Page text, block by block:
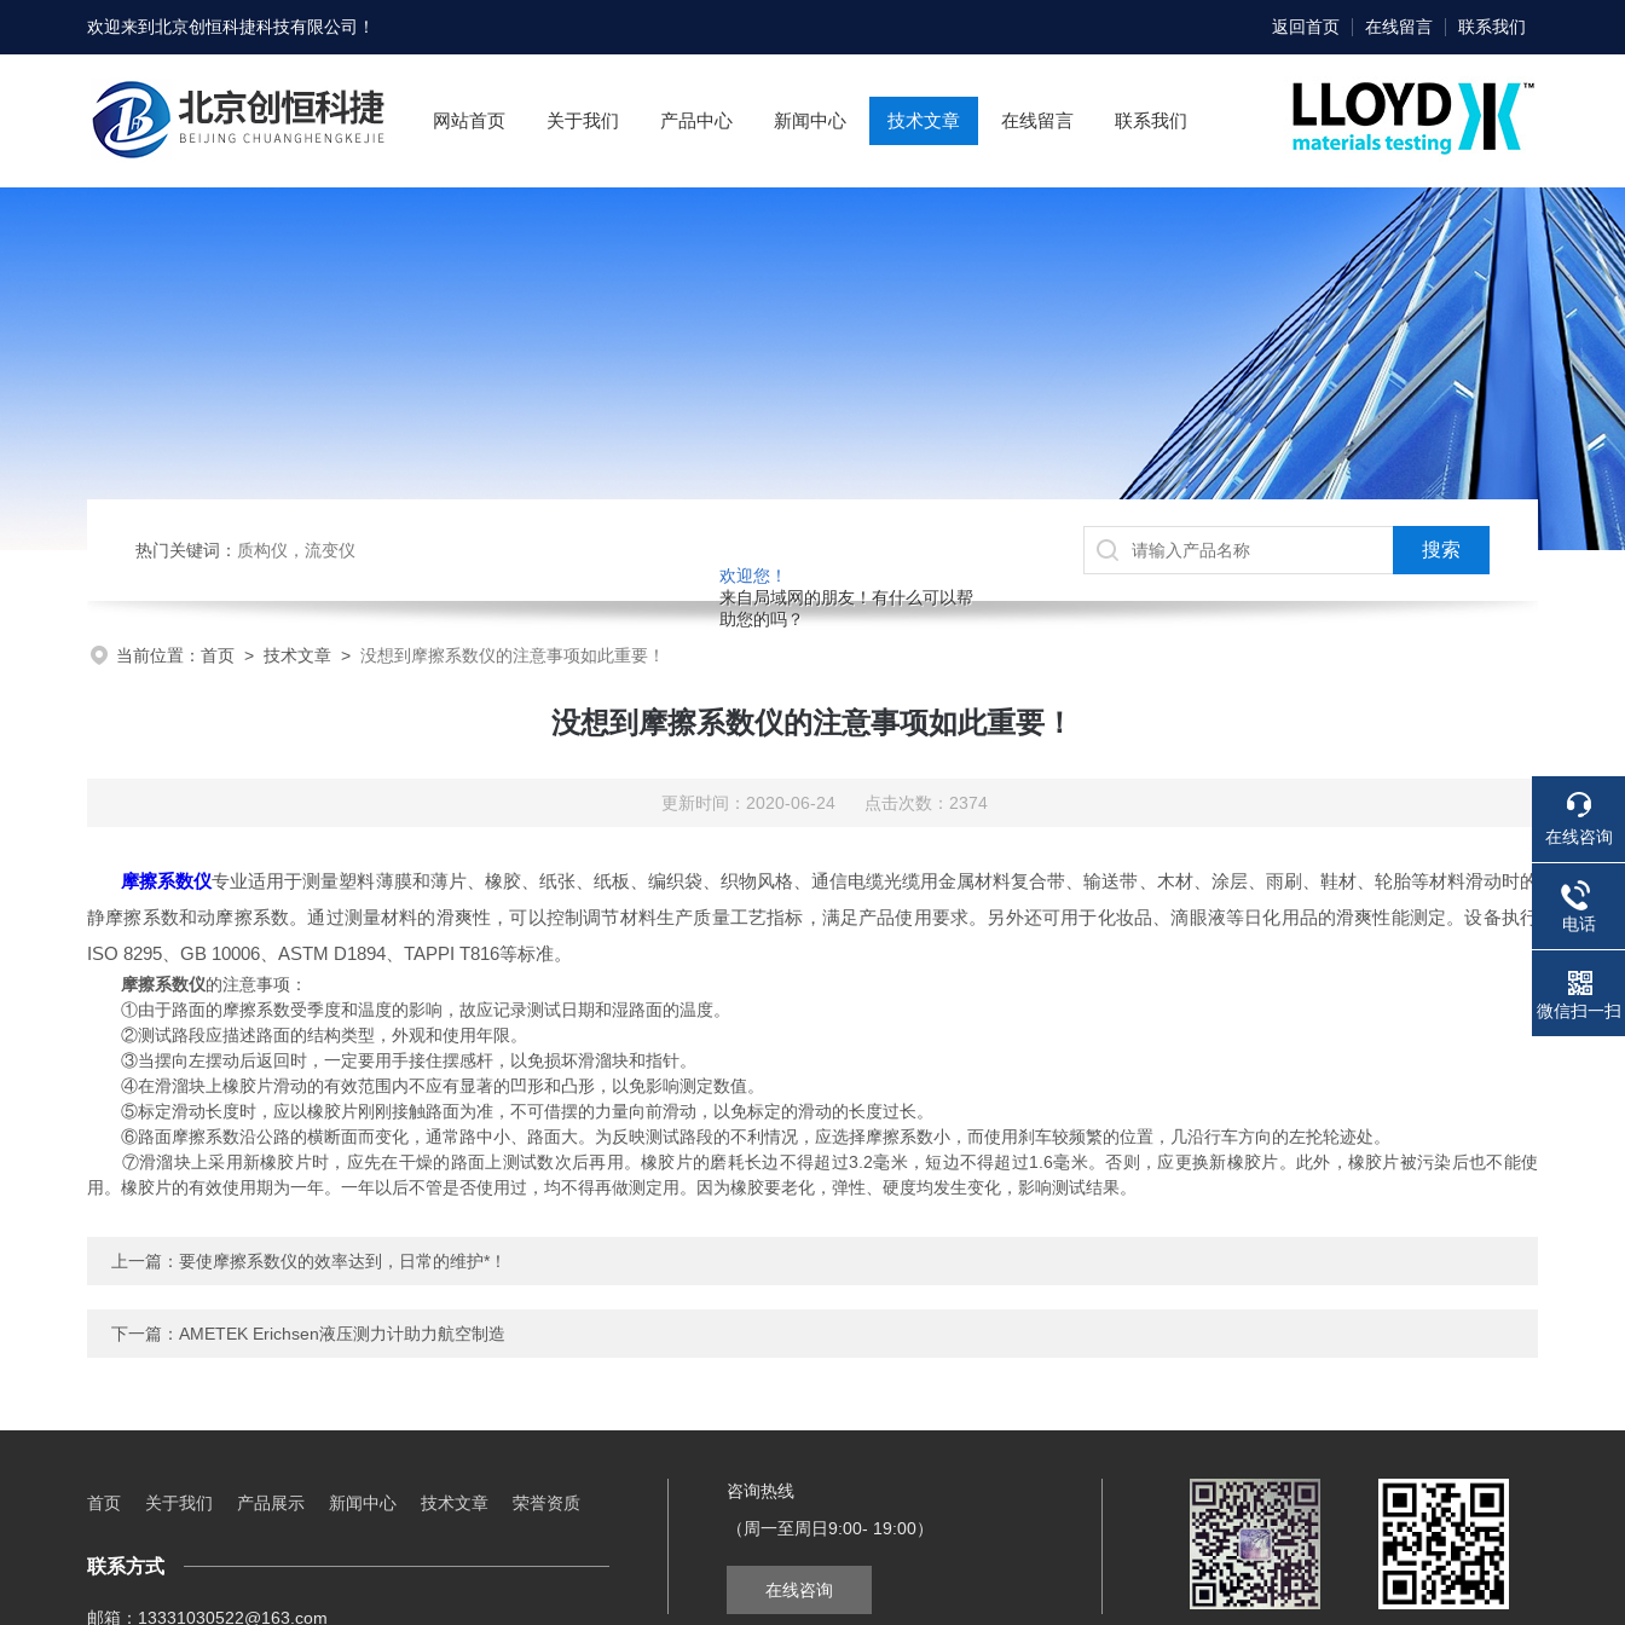
欢迎您！
来自局域网的朋友！有什么可以帮
助您的吗？
欢迎来到北京创恒科捷科技有限公司 ！ 返回首页 在线留言 联系我们
网站首页 关于我们 产品中心 新闻中心 技术文章 在线留言 联系我们
热门关键词： 质构仪 ， 流变仪
当前位置： 首页 > 技术文章 > 没想到摩擦系数仪的注意事项如此重要！
没想到摩擦系数仪的注意事项如此重要！
更新时间：2020-06-24 点击次数：2374
摩擦系数仪专业适用于测量塑料薄膜和薄片、橡胶、纸张、纸板、编织袋、织物风格、通信电缆光缆用金属材料复合带、输送带、木材、涂层、雨刷、鞋材、轮胎等材料滑动时的
静摩擦系数和动摩擦系数。通过测量材料的滑爽性，可以控制调节材料生产质量工艺指标，满足产品使用要求。另外还可用于化妆品、滴眼液等日化用品的滑爽性能测定。设备执行
ISO 8295、GB 10006、ASTM D1894、TAPPI T816等标准。
摩擦系数仪的注意事项：
①由于路面的摩擦系数受季度和温度的影响，故应记录测试日期和湿路面的温度。
②测试路段应描述路面的结构类型，外观和使用年限。
③当摆向左摆动后返回时，一定要用手接住摆感杆，以免损坏滑溜块和指针。
④在滑溜块上橡胶片滑动的有效范围内不应有显著的凹形和凸形，以免影响测定数值。
⑤标定滑动长度时，应以橡胶片刚刚接触路面为准，不可借摆的力量向前滑动，以免标定的滑动的长度过长。
⑥路面摩擦系数沿公路的横断面而变化，通常路中小、路面大。为反映测试路段的不利情况，应选择摩擦系数小，而使用刹车较频繁的位置，几沿行车方向的左抡轮迹处。
⑦滑溜块上采用新橡胶片时，应先在干燥的路面上测试数次后再用。橡胶片的磨耗长边不得超过3.2毫米，短边不得超过1.6毫米。否则，应更换新橡胶片。此外，橡胶片被污染后也不能使
用。橡胶片的有效使用期为一年。一年以后不管是否使用过，均不得再做测定用。因为橡胶要老化，弹性、硬度均发生变化，影响测试结果。
上一篇： 要使摩擦系数仪的效率达到，日常的维护*！
下一篇： AMETEK Erichsen液压测力计助力航空制造
首页 关于我们 产品展示 新闻中心 技术文章 荣誉资质
联系方式
邮箱：13331030522@163.com
咨询热线
（周一至周日9:00- 19:00）
在线咨询
在线咨询
电话
微信扫一扫